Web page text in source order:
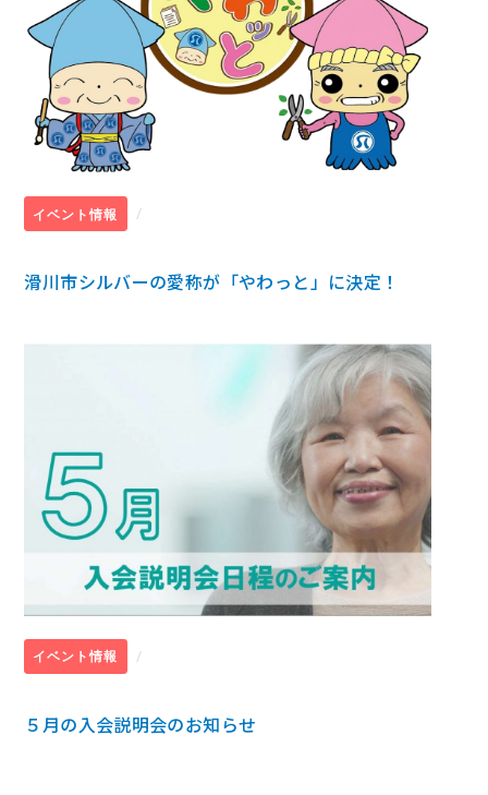
イベント情報 /
滑川市シルバーの愛称が「やわっと」に決定！
イベント情報 /
５月の入会説明会のお知らせ